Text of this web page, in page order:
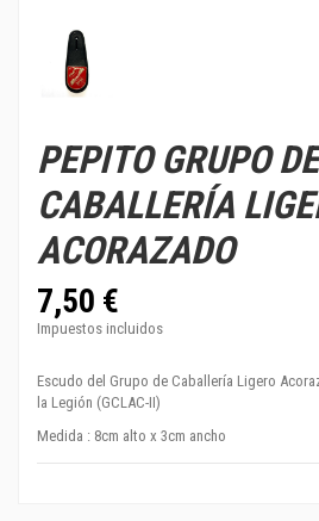
PEPITO GRUPO DE
CABALLERÍA
ACORAZADO
7,50 €
Impuestos incluidos
Escudo del Grupo de Caballería Ligero
la Legión (GCLAC-II)
Medida : 8cm alto x 3cm ancho